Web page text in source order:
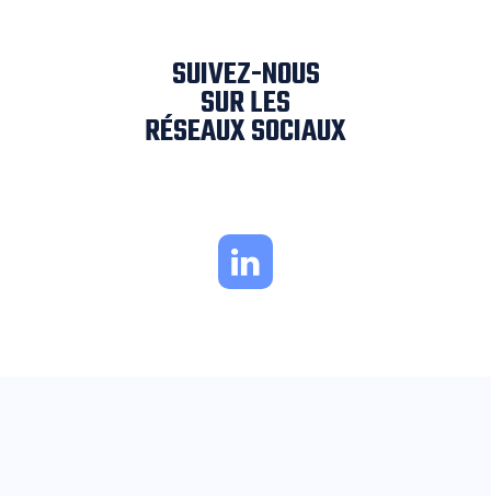
SUIVEZ-NOUS
SUR LES
RÉSEAUX SOCIAUX